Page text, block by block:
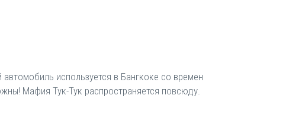
используется в Бангкоке со времен
Мафия Тук-Тук распространяется повсюду.